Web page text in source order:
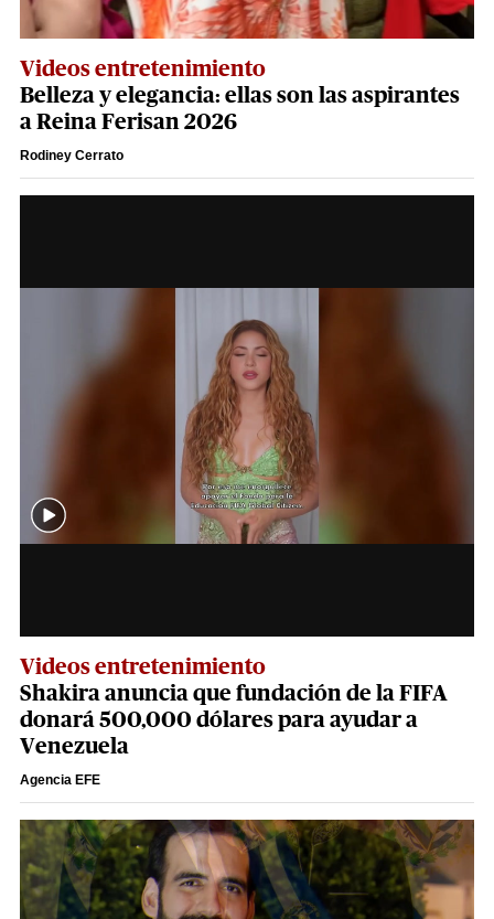
Videos entretenimiento
Belleza y elegancia: ellas son las aspirantes
a Reina Ferisan 2026
Rodiney Cerrato
Videos entretenimiento
Shakira anuncia que fundación de la FIFA
donará 500,000 dólares para ayudar a
Venezuela
Agencia EFE